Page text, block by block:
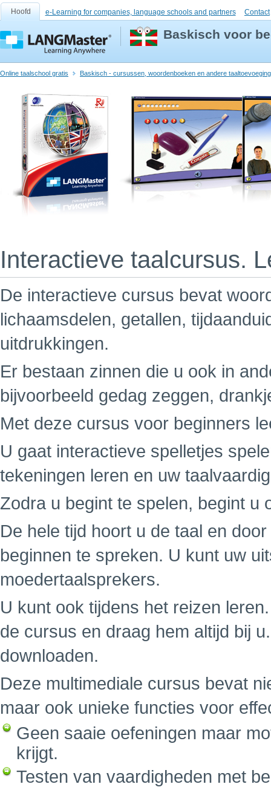
Hoofd e-Learning for companies, language schools and partners Contact
Baskisch voor
Online taalschool gratis Baskisch - cursussen, woordenboeken en andere
Interactieve taalcursus.
De interactieve cursus bevat
lichaamsdelen, getallen,
uitdrukkingen.
Er bestaan zinnen die u ook in
bijvoorbeeld gedag zeggen,
Met deze cursus voor beginners
U gaat interactieve spelletjes
tekeningen leren en uw
Zodra u begint te spelen, begint u
De hele tijd hoort u de taal en
beginnen te spreken. U kunt uw
moedertaalsprekers.
U kunt ook tijdens het reizen
de cursus en draag hem altijd bij
downloaden.
Deze multimediale cursus bevat
maar ook unieke functies voor
Geen saaie oefeningen maar
krijgt.
Testen van vaardigheden met